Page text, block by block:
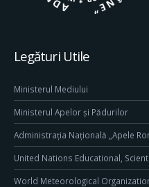
Legături Utile
Ministerul Mediului
Ministerul Apelor și Pădurilor
Administrația Națională „Apele
United Nations Educational,
World Meteorological